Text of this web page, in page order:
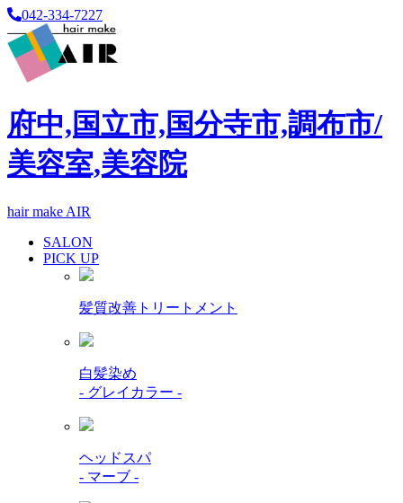
042-334-7227
府中,国立市,国分寺市,調布市/
美容室,美容院
hair make AIR
SALON
PICK UP
髪質改善トリートメント
白髪染め
- グレイカラー -
ヘッドスパ
- マーブ -